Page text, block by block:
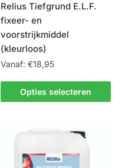
Relius Tiefgrund E.L.F.
fixeer- en
voorstrijkmiddel
(kleurloos)
Vanaf:€18,95
Opties selecteren
product
meerdere
Deze